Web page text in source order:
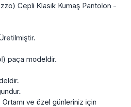
Cepli Klasik Kumaş Pantolon -
paça modeldir.
ve özel günleriniz için